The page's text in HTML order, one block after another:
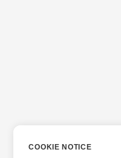
COOKIE NOTICE